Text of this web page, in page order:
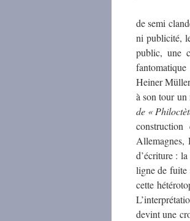
de semi
ni publicité,
public, une
Heiner
à son tour un
de «
Allemagnes,
d’écriture :
ligne de fuite
cette
devint une